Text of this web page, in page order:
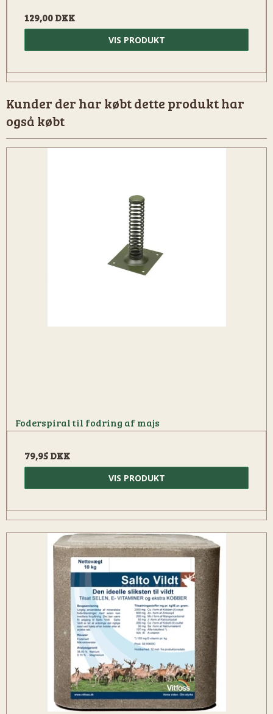
129,00 DKK
VIS PRODUKT
Kunder der har købt dette produkt har
også købt
Foderspiral til fodring af majs
79,95 DKK
VIS PRODUKT